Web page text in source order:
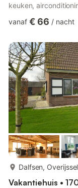
keuken,
Sommige varianten
Huisdiervriendelijk
welkom! Het park
vanaf € 66 / nacht
Dalfsen, Overijssel
Vakantiehuis •